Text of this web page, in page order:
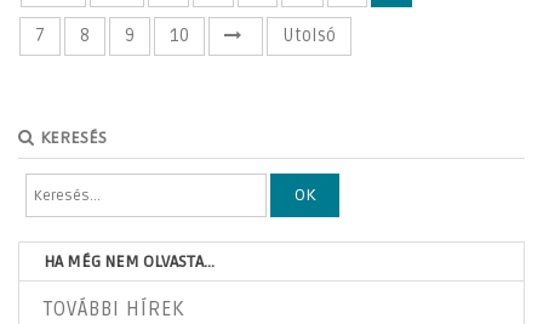
7 8 9 10 Utolsó
KERESÉS
OK
HA MÉG NEM OLVASTA...
TOVÁBBI HÍREK